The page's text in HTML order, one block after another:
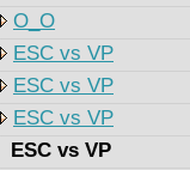
O_O
ESC vs VP
ESC vs VP
ESC vs VP
ESC vs VP